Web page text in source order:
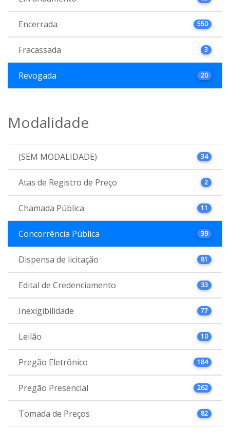
Encerrada 550
Fracassada 3
Revogada 20
Modalidade
(SEM MODALIDADE) 34
Atas de Registro de Preço 2
Chamada Pública 11
Concorrência Pública 39
Dispensa de licitação 81
Edital de Credenciamento 33
Inexigibilidade 77
Leilão 10
Pregão Eletrônico 184
Pregão Presencial 262
Tomada de Preços 82